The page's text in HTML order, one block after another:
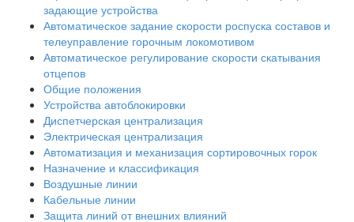
задающие устройства
Автоматическое задание скорости роспуска составов и
телеуправление горочным локомотивом
Автоматическое регулирование скорости скатывания
отцепов
Общие положения
Устройства автоблокировки
Диспетчерская централизация
Электрическая централизация
Автоматизация и механизация сортировочных горок
Назначение и классификация
Воздушные линии
Кабельные линии
Защита линий от внешних влияний